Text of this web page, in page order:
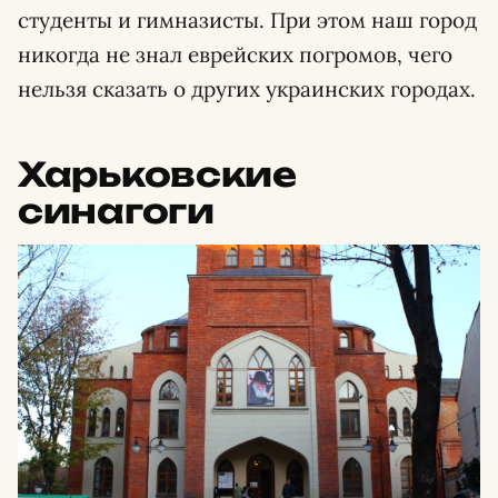
студенты и гимназисты. При этом наш город
никогда не знал еврейских погромов, чего
нельзя сказать о других украинских городах.
Харьковские
синагоги